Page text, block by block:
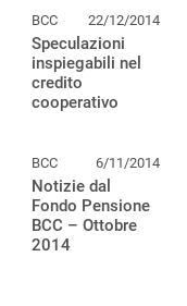
BCC 22/12/2014
Speculazioni
inspiegabili nel
credito
cooperativo
BCC 6/11/2014
Notizie dal
Fondo Pensione
BCC – Ottobre
2014